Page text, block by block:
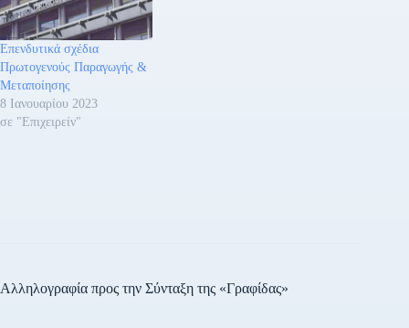
Επενδυτικά σχέδια
Πρωτογενούς Παραγωγής &
Μεταποίησης
8 Ιανουαρίου 2023
σε "Επιχειρείν"
Αλληλογραφία προς την Σύνταξη της «Γραφίδας»